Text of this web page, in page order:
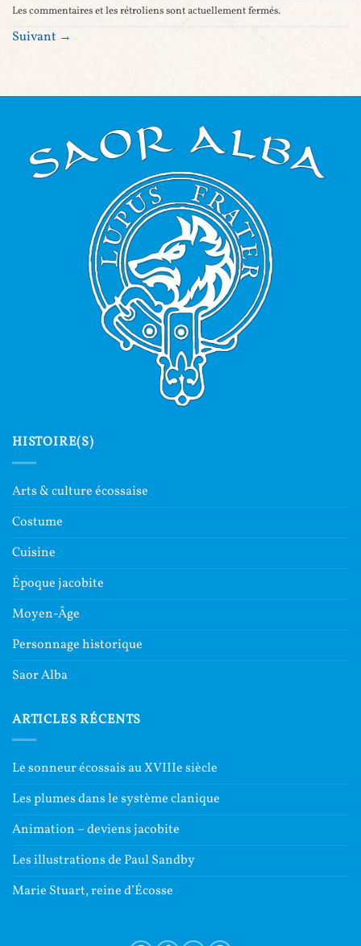
Les commentaires et les rétroliens sont actuellement fermés.
Suivant →
HISTOIRE(S)
Arts & culture écossaise
Costume
Cuisine
Époque jacobite
Moyen-Âge
Personnage historique
Saor Alba
ARTICLES RÉCENTS
Le sonneur écossais au XVIIIe siècle
Les plumes dans le système clanique
Animation – deviens jacobite
Les illustrations de Paul Sandby
Marie Stuart, reine d’Écosse